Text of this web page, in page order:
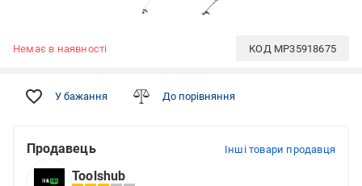
Немає в наявності КОД MP35918675
У бажання До порівняння
Продавець Інші товари продавця
Toolshub